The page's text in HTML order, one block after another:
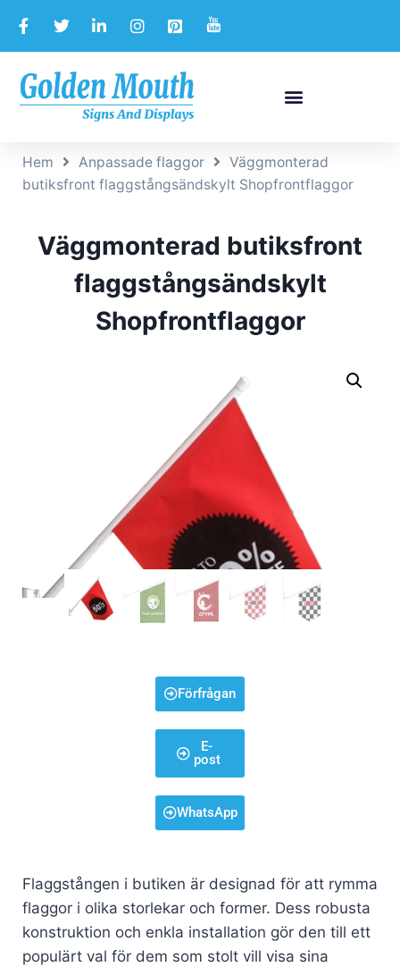
Hem Anpassade flaggor
Väggmonterad
butiksfront flaggstångsändskylt Shopfrontflaggor
Väggmonterad butiksfront
flaggstångsändskylt
Shopfrontflaggor
Förfrågan
E-
post
WhatsApp
Flaggstången i butiken är designad för att rymma
flaggor i olika storlekar och former. Dess robusta
konstruktion och enkla installation gör den till ett
populärt val för dem som stolt vill visa sina